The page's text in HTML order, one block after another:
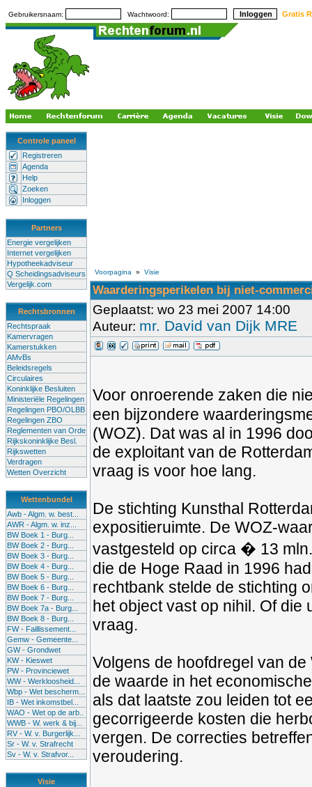
Gebruikersnaam: Wachtwoord: Gratis
Controle paneel
Registreren
Agenda
Help
Zoeken
Inloggen
Partners
Energie vergelijken
Internet vergelijken
Hypotheekadviseur
Q Scheidingsadviseurs
Vergelijk.com
Rechtsbronnen
Rechtspraak
Kamervragen
Kamerstukken
AMvBs
Beleidsregels
Circulaires
Koninklijke Besluiten
Ministeriële Regelingen
Regelingen PBO/OLBB
Regelingen ZBO
Reglementen van Orde
Rijkskoninklijke Besl.
Rijkswetten
Verdragen
Wetten Overzicht
Wettenbundel
Awb - Algm. w. best...
AWR - Algm. w. inz...
BW Boek 1 - Burg...
BW Boek 2 - Burg...
BW Boek 3 - Burg...
BW Boek 4 - Burg...
BW Boek 5 - Burg...
BW Boek 6 - Burg...
BW Boek 7 - Burg...
BW Boek 7a - Burg...
BW Boek 8 - Burg...
FW - Faillissement...
Gemw - Gemeente...
GW - Grondwet
KW - Kieswet
PW - Provinciewet
WW - Werkloosheid...
Wbp - Wet bescherm...
IB - Wet inkomstbel...
WAO - Wet op de arb..
WWB - W. werk & bij...
RV - W. v. Burgerlijk...
Sr - W. v. Strafrecht
Sv - W. v. Strafvor...
Visie
Voorpagina » Visie
Waarderingsperikelen bij niet-
Geplaatst: wo 23 mei 2007 14:00
Auteur: mr. David van Dijk MRE
Voor onroerende zaken die
een bijzondere
(WOZ). Dat was al in 1996
de exploitant van de
vraag is voor hoe lang.
De stichting Kunsthal
expositieruimte. De WOZ-
vastgesteld op circa � 13
die de Hoge Raad in 1996
rechtbank stelde de stichting
het object vast op nihil. Of
vraag.
Volgens de hoofdregel van
de waarde in het
als dat laatste zou leiden tot
gecorrigeerde kosten die
vergen. De correcties
veroudering.